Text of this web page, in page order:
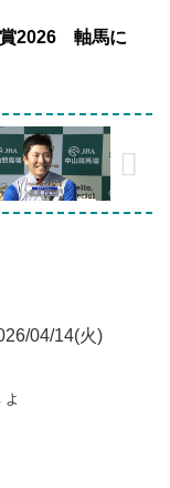
賞2026 軸馬に
04/14(火)